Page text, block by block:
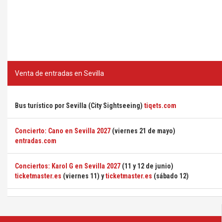
Venta de entradas en Sevilla
Bus turístico por Sevilla (City Sightseeing) tiqets.com
Concierto: Cano en Sevilla 2027 (viernes 21 de mayo)
entradas.com
Conciertos: Karol G en Sevilla 2027 (11 y 12 de junio)
ticketmaster.es (viernes 11) yticketmaster.es (sábado 12)